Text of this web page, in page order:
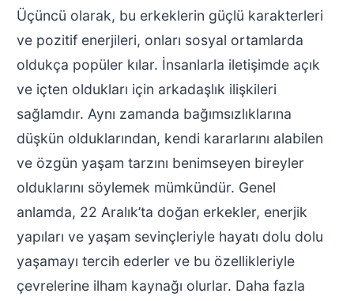
Üçüncü olarak, bu erkeklerin güçlü karakterleri
ve pozitif enerjileri, onları sosyal ortamlarda
oldukça popüler kılar. İnsanlarla iletişimde açık
ve içten oldukları için arkadaşlık ilişkileri
sağlamdır. Aynı zamanda bağımsızlıklarına
düşkün olduklarından, kendi kararlarını alabilen
ve özgün yaşam tarzını benimseyen bireyler
olduklarını söylemek mümkündür. Genel
anlamda, 22 Aralık’ta doğan erkekler, enerjik
yapıları ve yaşam sevinçleriyle hayatı dolu dolu
yaşamayı tercih ederler ve bu özellikleriyle
çevrelerine ilham kaynağı olurlar. Daha fazla